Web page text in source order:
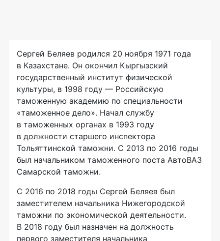
Сергей Беляев родился 20 ноября 1971 года
в Казахстане. Он окончил Кыргызский
государственный институт физической
культуры, в 1998 году — Российскую
таможенную академию по специальности
«таможенное дело». Начал службу
в таможенных органах в 1993 году
в должности старшего инспектора
Тольяттинской таможни. С 2013 по 2016 годы
был начальником таможенного поста АвтоВАЗ
Самарской таможни.
С 2016 по 2018 годы Сергей Беляев был
заместителем начальника Нижегородской
таможни по экономической деятельности.
В 2018 году был назначен на должность
первого заместителя начальника